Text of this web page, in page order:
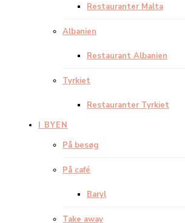
Restauranter Malta
Albanien
Restaurant Albanien
Tyrkiet
Restauranter Tyrkiet
I BYEN
På besøg
På café
Baryl
Take away